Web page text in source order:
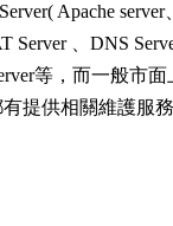
Apache server
Server 、DNS
等，而一般市
提供相關維護服務